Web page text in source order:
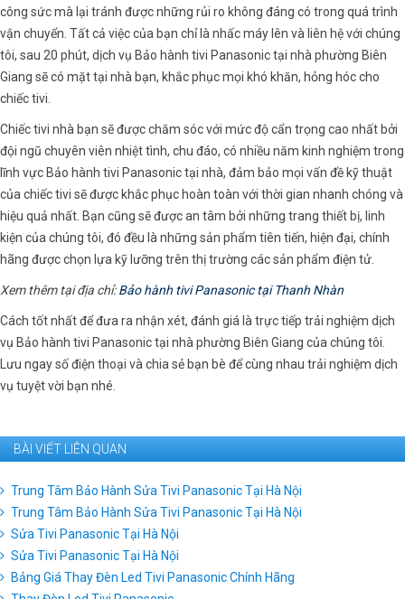
công sức mà lại tránh được những rủi ro không đáng có trong quá trình
vận chuyển. Tất cả việc của bạn chỉ là nhấc máy lên và liên hệ với chúng
tôi, sau 20 phút, dịch vụ Bảo hành tivi Panasonic tại nhà phường Biên
Giang sẽ có mặt tại nhà bạn, khắc phục mọi khó khăn, hỏng hóc cho
chiếc tivi.
Chiếc tivi nhà bạn sẽ được chăm sóc với mức độ cẩn trọng cao nhất bởi
đội ngũ chuyên viên nhiệt tình, chu đáo, có nhiều năm kinh nghiệm trong
lĩnh vực Bảo hành tivi Panasonic tại nhà, đảm bảo mọi vấn đề kỹ thuật
của chiếc tivi sẽ được khắc phục hoàn toàn với thời gian nhanh chóng và
hiệu quả nhất. Bạn cũng sẽ được an tâm bởi những trang thiết bị, linh
kiện của chúng tôi, đó đều là những sản phẩm tiên tiến, hiện đại, chính
hãng được chọn lựa kỹ lưỡng trên thị trường các sản phẩm điện tử.
Xem thêm tại địa chỉ:Bảo hành tivi Panasonic tại Thanh Nhàn
Cách tốt nhất để đưa ra nhận xét, đánh giá là trực tiếp trải nghiệm dịch
vụ Bảo hành tivi Panasonic tại nhà phường Biên Giang của chúng tôi.
Lưu ngay số điện thoại và chia sẻ bạn bè để cùng nhau trải nghiệm dịch
vụ tuyệt vời bạn nhé.
BÀI VIẾT LIÊN QUAN
Trung Tâm Bảo Hành Sửa Tivi Panasonic Tại Hà Nội
Trung Tâm Bảo Hành Sửa Tivi Panasonic Tại Hà Nội
Sửa Tivi Panasonic Tại Hà Nội
Sửa Tivi Panasonic Tại Hà Nội
Bảng Giá Thay Đèn Led Tivi Panasonic Chính Hãng